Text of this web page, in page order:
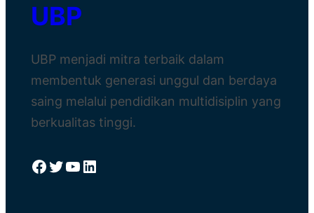
UBP
UBP menjadi mitra terbaik dalam
membentuk generasi unggul dan berdaya
saing melalui pendidikan multidisiplin yang
berkualitas tinggi.
Facebook Twitter YouTube LinkedIn